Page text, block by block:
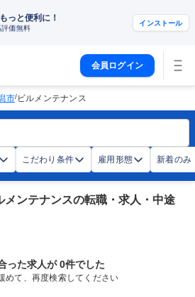
っと便利に！
評価無料
インストール
会員ログイン
市/ビルメンテナンス
こだわり条件 雇用形態 新着のみ
メンテナンスの転職・求人・中途
った求人が 0件でした
めて、再度検索してください